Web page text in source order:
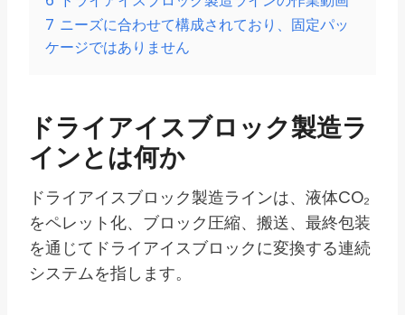
7 ニーズに合わせて構成されており、固定パッ
ケージではありません
ドライアイスブロック製造ラ
インとは何か
ドライアイスブロック製造ラインは、液体CO₂
をペレット化、ブロック圧縮、搬送、最終包装
を通じてドライアイスブロックに変換する連続
システムを指します。